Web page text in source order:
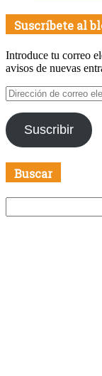
Suscríbete al
Introduce tu correo
avisos de nuevas
Dirección
de
correo
electrónico
Suscribir
Buscar